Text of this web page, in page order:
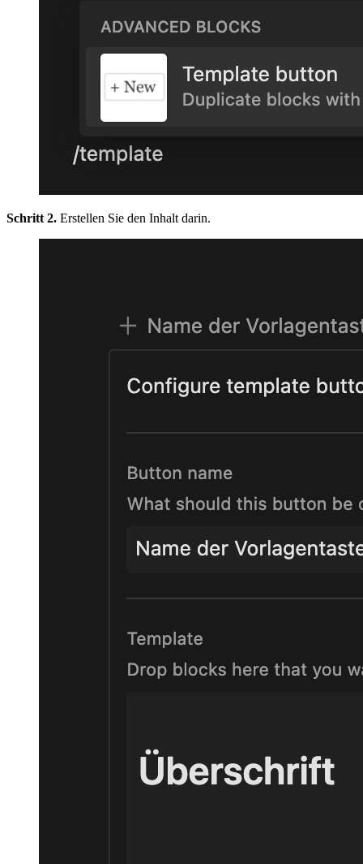
Schritt 2. Erstellen Sie den Inhalt darin.